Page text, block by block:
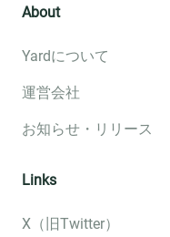
About
Yardについて
運営会社
お知らせ・リリース
Links
X（旧Twitter）